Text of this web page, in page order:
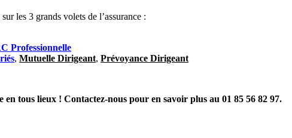
les 3 grands volets de l’assurance :
Professionnelle
, Mutuelle Dirigeant, Prévoyance Dirigeant
tous lieux ! Contactez-nous pour en savoir plus au 01 85 56 82 97.